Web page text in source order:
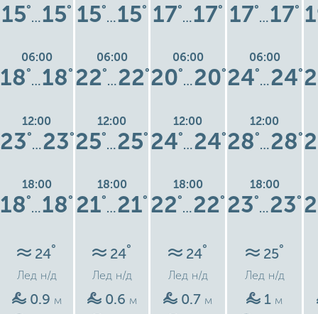
15°
…15°
06:00
18°
…18°
12:00
23°
…23°
18:00
18°
…18°
24°
Лед н/д
0.9 м
15°
…15°
06:00
22°
…22°
12:00
25°
…25°
18:00
21°
…21°
24°
Лед н/д
0.6 м
17°
…17°
06:00
20°
…20°
12:00
24°
…24°
18:00
22°
…22°
24°
Лед н/д
0.7 м
17°
…17°
06:00
24°
…24°
12:00
28°
…28°
18:00
23°
…23°
25°
Лед н/д
1 м